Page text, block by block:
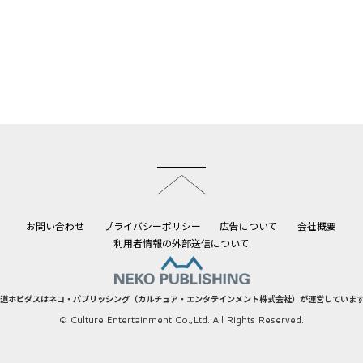
お問い合わせ プライバシーポリシー 広告について
会社概要
利用者情報の外部送信について
ホビダスはネコ・パブリッシング（カルチュア・エンタテインメント株式会社）が運営していま
© Culture Entertainment Co.,Ltd. All Rights Reserved.